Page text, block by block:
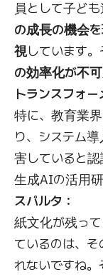
員として子ども
の成長の機会
視しています。
の効率化が不
トランスフォー
特に、教育業
り、システム
害していると
生成AIの活用研
スパルタ：
紙文化が残っ
ているのは、
れないですね。